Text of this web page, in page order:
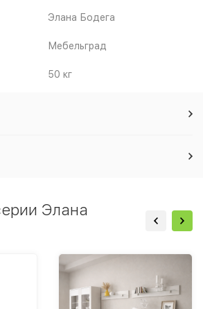
Элана Бодега
Мебельград
50 кг
Элана